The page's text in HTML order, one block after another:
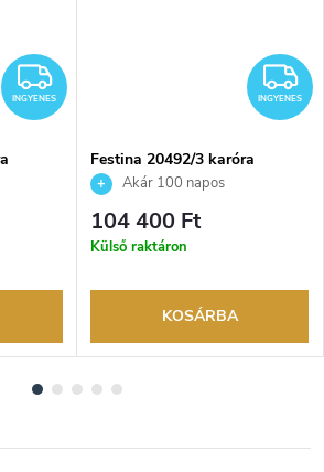
INGYENES
INGYENES INGYENES
Festina 20492/3 karóra
Akár 100 napos
visszaküldési lehetőség. Hivatalos
márkakereskedő.
104 400 Ft
Külső raktáron
KOSÁRBA